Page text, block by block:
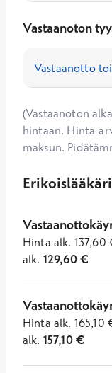
Vastaanoton
(Vastaanoton
hintaan. Hinta-
maksun.
Hinta alk. 137,60
alk. 129,60€
Hinta alk. 165,10
alk. 157,10€